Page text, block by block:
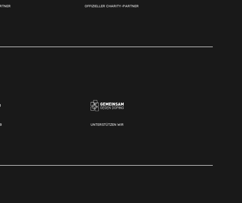
OFFIZIELLER CHARITY-PARTNER
UNTERSTÜTZEN WIR